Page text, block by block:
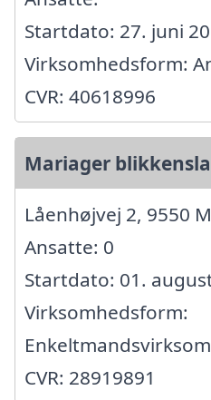
Startdato: 27. juni
Virksomhedsform:
CVR: 40618996
Mariager
Låenhøjvej 2, 9550
Ansatte: 0
Startdato: 01.
Virksomhedsform:
CVR: 28919891